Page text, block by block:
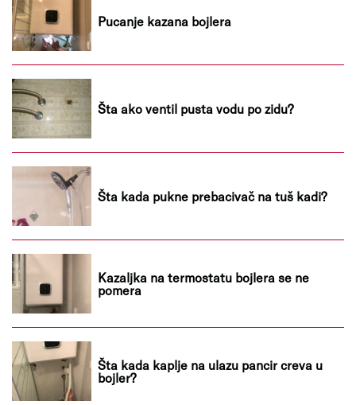
Pucanje kazana bojlera
Šta ako ventil pusta vodu po zidu?
Šta kada pukne prebacivač na tuš kadi?
Kazaljka na termostatu bojlera se ne
pomera
Šta kada kaplje na ulazu pancir creva u
bojler?